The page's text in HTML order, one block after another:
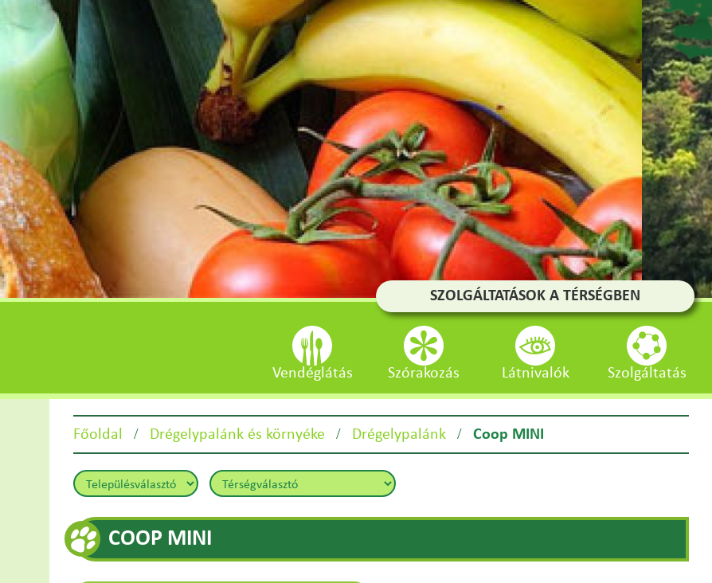
SZOLGÁLTATÁSOK A TÉRSÉGBEN
Vendéglátás Szórakozás Látnivalók Szolgáltatás
Főoldal / Drégelypalánk és környéke / Drégelypalánk / Coop MINI
COOP MINI